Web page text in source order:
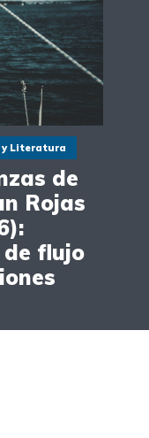
y Literatura
de
Rojas
flujo